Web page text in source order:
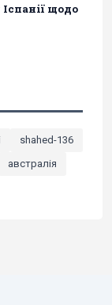
щодо
shahed-136
австралія